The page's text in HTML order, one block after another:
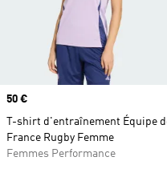
Prix
50 €
T-shirt d'entraînement Équipe
France Rugby Femme
Femmes Performance